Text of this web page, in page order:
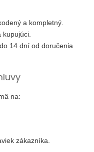
a kompletný.
14 dní od doručenia
na:
zákazníka.